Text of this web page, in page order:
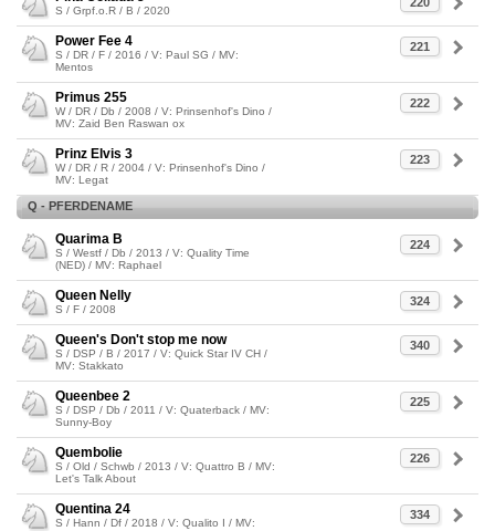
S / Grpf.o.R / B / 2020
221
Power Fee 4
S / DR / F / 2016 / V: Paul SG / MV:
Mentos
222
Primus 255
W / DR / Db / 2008 / V: Prinsenhof's Dino /
MV: Zaid Ben Raswan ox
223
Prinz Elvis 3
W / DR / R / 2004 / V: Prinsenhof's Dino /
MV: Legat
Q - PFERDENAME
224
Quarima B
S / Westf / Db / 2013 / V: Quality Time
(NED) / MV: Raphael
324
Queen Nelly
S / F / 2008
340
Queen's Don't stop me now
S / DSP / B / 2017 / V: Quick Star IV CH /
MV: Stakkato
225
Queenbee 2
S / DSP / Db / 2011 / V: Quaterback / MV:
Sunny-Boy
226
Quembolie
S / Old / Schwb / 2013 / V: Quattro B / MV:
Let's Talk About
334
Quentina 24
S / Hann / Df / 2018 / V: Qualito I / MV: